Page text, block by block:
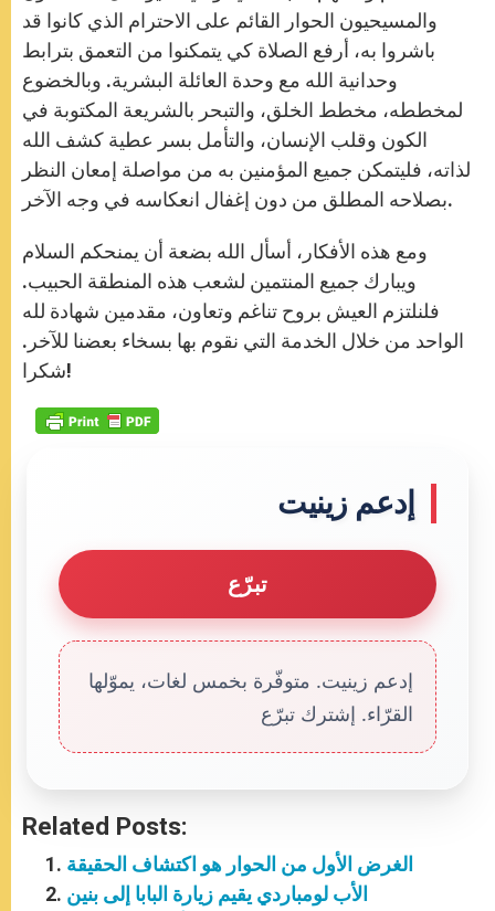
والمسيحيون الحوار القائم على الاحترام الذي كانوا قد
باشروا به، أرفع الصلاة كي يتمكنوا من التعمق بترابط
وحدانية الله مع وحدة العائلة البشرية. وبالخضوع
لمخططه، مخطط الخلق، والتبحر بالشريعة المكتوبة في
الكون وقلب الإنسان، والتأمل بسر عطية كشف الله
لذاته، فليتمكن جميع المؤمنين به من مواصلة إمعان النظر
بصلاحه المطلق من دون إغفال انعكاسه في وجه الآخر.
ومع هذه الأفكار، أسأل الله بضعة أن يمنحكم السلام
ويبارك جميع المنتمين لشعب هذه المنطقة الحبيب.
فلنلتزم العيش بروح تناغم وتعاون، مقدمين شهادة لله
الواحد من خلال الخدمة التي نقوم بها بسخاء بعضنا للآخر.
شكرا!
إدعم زينيت
تبرّع
إدعم زينيت. متوفّرة بخمس لغات، يموّلها
القرّاء. إشترك تبرّع
Related Posts:
الغرض الأول من الحوار هو اكتشاف الحقيقة
الأب لومباردي يقيم زيارة البابا إلى بنين